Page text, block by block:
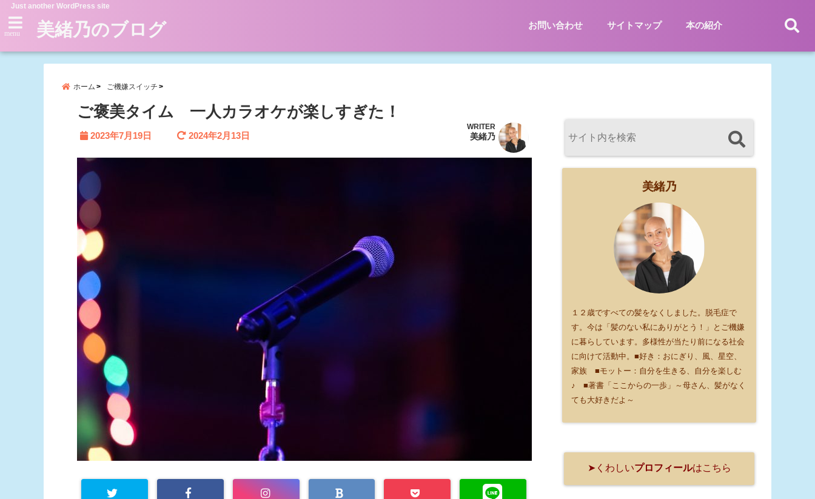
Just another WordPress site
menu 美緒乃のブログ お問い合わせ サイトマップ 本の紹介
ホーム ご機嫌スイッチ
ご褒美タイム 一人カラオケが楽しすぎた！
2023年7月19日 2024年2月13日
WRITER
美緒乃
美緒乃
１２歳ですべての髪をなくしました。脱毛症で
す。今は「髪のない私にありがとう！」とご機嫌
に暮らしています。多様性が当たり前になる社会
に向けて活動中。■好き：おにぎり、風、星空、
家族 ■モットー：自分を生きる、自分を楽しむ
♪ ■著書「ここからの一歩」～母さん、髪がなく
ても大好きだよ～
➤くわしいプロフィールはこちら